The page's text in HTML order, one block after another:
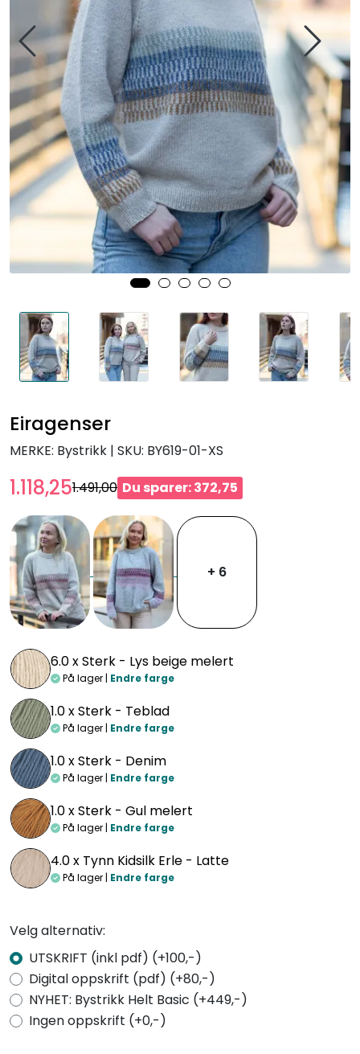
Eiragenser
MERKE: Bystrikk | SKU: BY619-01-XS
1.118,251.491,00 Du sparer: 372,75
+ 6
6.0 xSterk - Lys beige melert
På lager | Endre farge
1.0 xSterk - Teblad
På lager | Endre farge
1.0 xSterk - Denim
På lager | Endre farge
1.0 xSterk - Gul melert
På lager | Endre farge
4.0 x Tynn Kidsilk Erle - Latte
På lager | Endre farge
Velg alternativ:
UTSKRIFT (inkl pdf) (+100,-)
Digital oppskrift (pdf) (+80,-)
NYHET: Bystrikk Helt Basic (+449,-)
Ingen oppskrift (+0,-)